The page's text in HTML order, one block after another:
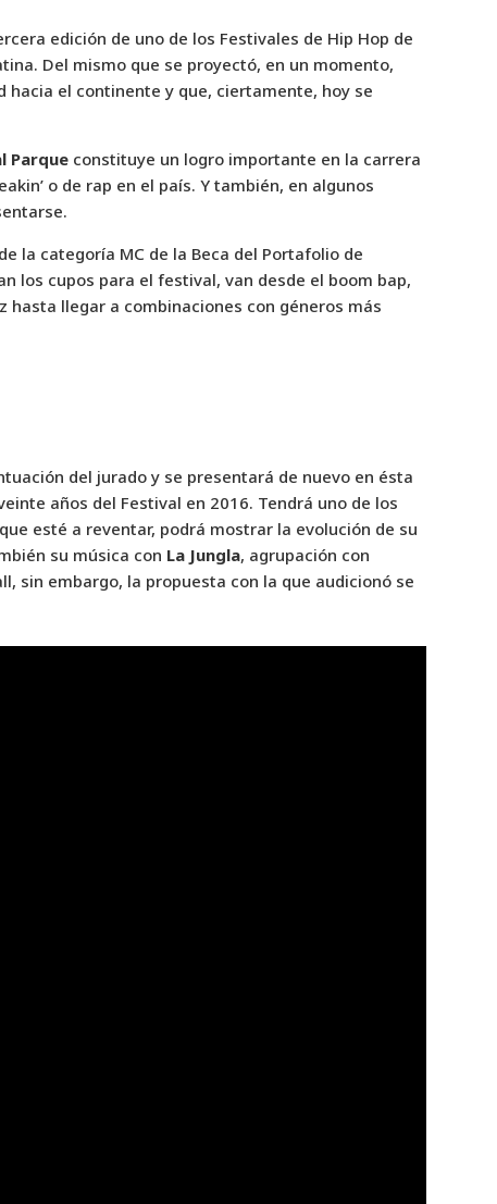
edición de uno de los Festivales de Hip Hop de
Del mismo que se proyectó, en un momento,
el continente y que, ciertamente, hoy se
Parqueconstituye un logro importante en la carrera
o de rap en el país. Y también, en algunos
la categoría MC de la Beca del Portafolio de
los cupos para el festival, van desde el boom bap,
hasta llegar a combinaciones con géneros más
del jurado y se presentará de nuevo en ésta
años del Festival en 2016. Tendrá uno de los
esté a reventar, podrá mostrar la evolución de su
su música con La Jungla, agrupación con
sin embargo, la propuesta con la que audicionó se